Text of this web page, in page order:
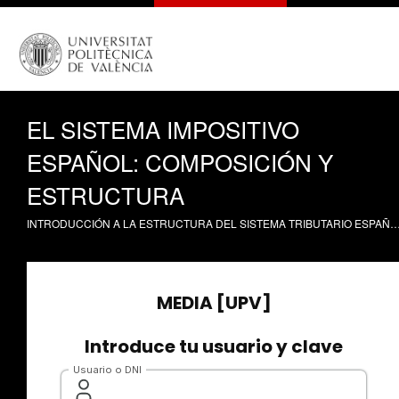
EL SISTEMA IMPOSITIVO
ESPAÑOL: COMPOSICIÓN Y
ESTRUCTURA
INTRODUCCIÓN A LA ESTRUCTURA DEL SISTEMA TRIBUTARIO ESPAÑOL Sarasa Pérez, CP. (2012). EL SISTEMA